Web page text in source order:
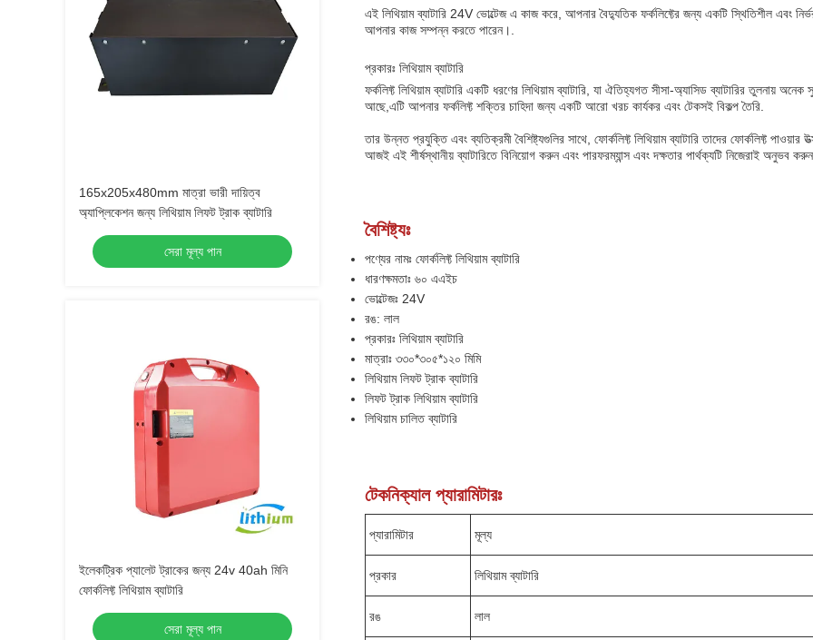
165x205x480mm মাত্রা ভারী দায়িত্ব
অ্যাপ্লিকেশন জন্য লিথিয়াম লিফট ট্রাক ব্যাটারি
সেরা মূল্য পান
ইলেকট্রিক প্যালেট ট্রাকের জন্য 24v 40ah মিনি
ফোর্কলিফ্ট লিথিয়াম ব্যাটারি
সেরা মূল্য পান
এই লিথিয়াম ব্যাটারি 24V ভোল্টেজ এ কাজ করে, আপনার বৈদ্যুতিক ফর্কলিফ্টের জন্য একটি স্থিতিশীল এবং
আপনার কাজ সম্পন্ন করতে পারেন।.
প্রকারঃ লিথিয়াম ব্যাটারি
ফর্কলিফ্ট লিথিয়াম ব্যাটারি একটি ধরণের লিথিয়াম ব্যাটারি, যা ঐতিহ্যগত সীসা-অ্যাসিড ব্যাটারির তুলনায়
আছে,এটি আপনার ফর্কলিফ্ট শক্তির চাহিদা জন্য একটি আরো খরচ কার্যকর এবং টেকসই বিকল্প তৈরি.
তার উন্নত প্রযুক্তি এবং ব্যতিক্রমী বৈশিষ্ট্যগুলির সাথে, ফোর্কলিফ্ট লিথিয়াম ব্যাটারি তাদের ফোর্কলিফ্ট
আজই এই শীর্ষস্থানীয় ব্যাটারিতে বিনিয়োগ করুন এবং পারফরম্যান্স এবং দক্ষতার পার্থক্যটি নিজেরাই অনুভব
বৈশিষ্ট্যঃ
পণ্যের নামঃ ফোর্কলিফ্ট লিথিয়াম ব্যাটারি
ধারণক্ষমতাঃ ৬০ এএইচ
ভোল্টেজঃ 24V
রঙ: লাল
প্রকারঃ লিথিয়াম ব্যাটারি
মাত্রাঃ ৩৩০*৩০৫*১২০ মিমি
লিথিয়াম লিফট ট্রাক ব্যাটারি
লিফট ট্রাক লিথিয়াম ব্যাটারি
লিথিয়াম চালিত ব্যাটারি
টেকনিক্যাল প্যারামিটারঃ
প্যারামিটার মূল্য
প্রকার লিথিয়াম ব্যাটারি
রঙ লাল